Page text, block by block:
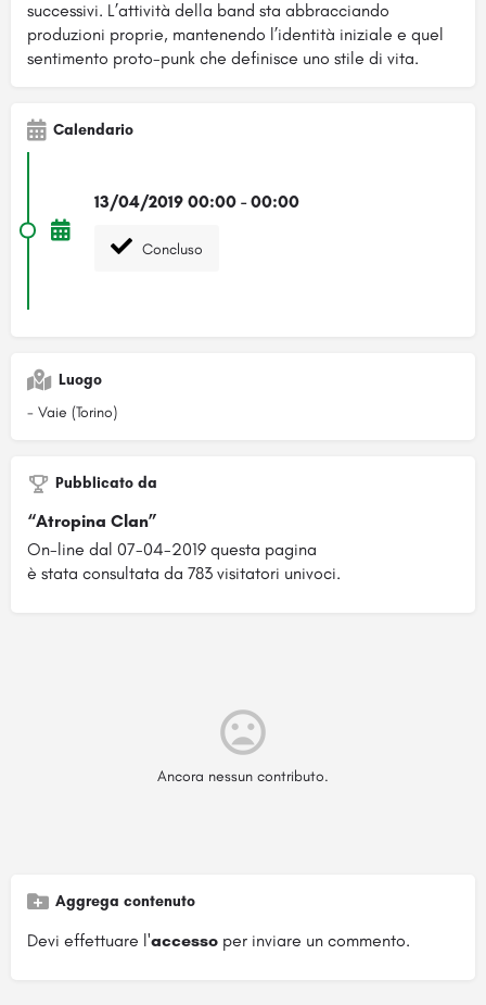
successivi. L’attività della band sta abbracciando
produzioni proprie, mantenendo l’identità iniziale e quel
sentimento proto-punk che definisce uno stile di vita.
Calendario
13/04/2019 00:00 - 00:00
Concluso
Luogo
- Vaie (Torino)
Pubblicato da
“Atropina Clan”
On-line dal 07-04-2019 questa pagina
è stata consultata da 783 visitatori univoci.
Ancora nessun contributo.
Aggrega contenuto
Devi effettuare l'accesso per inviare un commento.